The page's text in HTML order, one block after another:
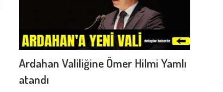
Ardahan Valiliğine Ömer Hilmi Yamlı
atandı